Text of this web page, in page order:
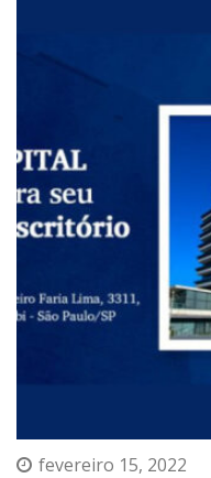
fevereiro 15, 2022